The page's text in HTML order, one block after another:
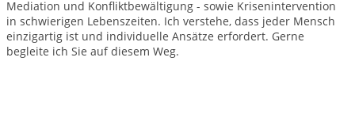
Mediation und Konfliktbewältigung - sowie Krisenintervention
in schwierigen Lebenszeiten. Ich verstehe, dass jeder Mensch
einzigartig ist und individuelle Ansätze erfordert. Gerne
begleite ich Sie auf diesem Weg.